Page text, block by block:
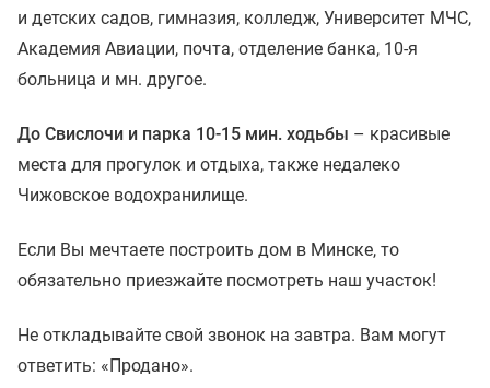
и детских садов, гимназия, колледж, Университет МЧС,
Академия Авиации, почта, отделение банка, 10-я
больница и мн. другое.
До Свислочи и парка 10-15 мин. ходьбы – красивые
места для прогулок и отдыха, также недалеко
Чижовское водохранилище.
Если Вы мечтаете построить дом в Минске, то
обязательно приезжайте посмотреть наш участок!
Не откладывайте свой звонок на завтра. Вам могут
ответить: «Продано».